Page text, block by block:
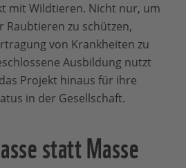
mit Wildtieren. Nicht nur, um
Raubtieren zu schützen,
von Krankheiten zu
Ausbildung nutzt
Projekt hinaus für ihre
in der Gesellschaft.
statt Masse